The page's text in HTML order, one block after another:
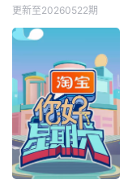
更新至20260522期